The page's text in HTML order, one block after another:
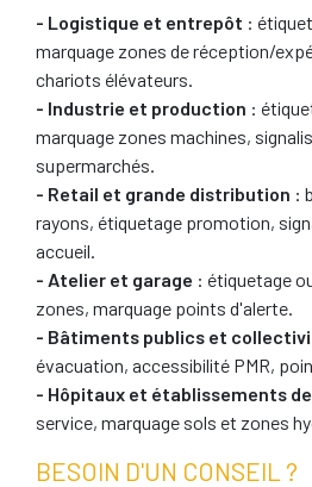
- Logistique et entrepôt :
marquage zones de réception/
chariots élévateurs.
- Industrie et production :
marquage zones machines,
supermarchés.
- Retail et grande distribution :
rayons, étiquetage promotion,
accueil.
- Atelier et garage : étiquetage
zones, marquage points d'alerte.
- Bâtiments publics et
évacuation, accessibilité PMR,
- Hôpitaux et établissements
service, marquage sols et zones
BESOIN D'UN CONSEIL ?